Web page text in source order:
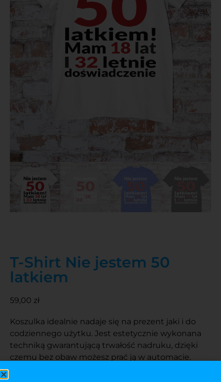
T-Shirt Nie jestem 50
latkiem
59,00 zł
Koszulka idealnie nadaje się na prezent jaki i do
codziennego użytku. Jest estetycznie wykonana
techniką gwarantującą trwałość nadruku, dzięki
czemu bez obaw możesz prać ją w automacie.